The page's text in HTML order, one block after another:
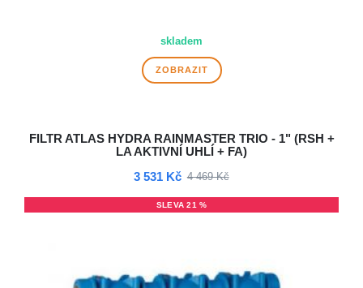
skladem
ZOBRAZIT
FILTR ATLAS HYDRA RAINMASTER TRIO - 1" (RSH +
LA AKTIVNÍ UHLÍ + FA)
3 531 Kč 4 469 Kč
SLEVA 21 %